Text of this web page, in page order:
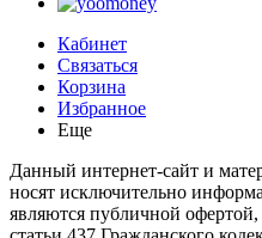
Кабинет
Связаться
Корзина
Избранное
Еще
Данный интернет-сайт и
носят исключительно
являются публичной